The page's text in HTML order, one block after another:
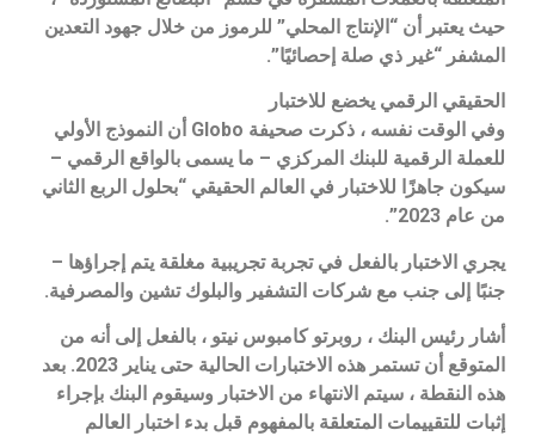
حيث يعتبر أن “الإنتاج المحلي” للرموز من خلال جهود التعدين
المشفر “غير ذي صلة إحصائيًا”.
الحقيقي الرقمي يخضع للاختبار
وفي الوقت نفسه ، ذكرت صحيفة Globo أن النموذج الأولي
للعملة الرقمية للبنك المركزي – ما يسمى بالواقع الرقمي –
سيكون جاهزًا للاختبار في العالم الحقيقي “بحلول الربع الثاني
من عام 2023”.
يجري الاختبار بالفعل في تجربة تجريبية مغلقة يتم إجراؤها –
جنبًا إلى جنب مع شركات التشفير والبلوك تشين والمصرفية.
أشار رئيس البنك ، روبرتو كامبوس نيتو ، بالفعل إلى أنه من
المتوقع أن تستمر هذه الاختبارات الحالية حتى يناير 2023. بعد
هذه النقطة ، سيتم الانتهاء من الاختبار وسيقوم البنك بإجراء
إثبات للتقييمات المتعلقة بالمفهوم قبل بدء اختبار العالم